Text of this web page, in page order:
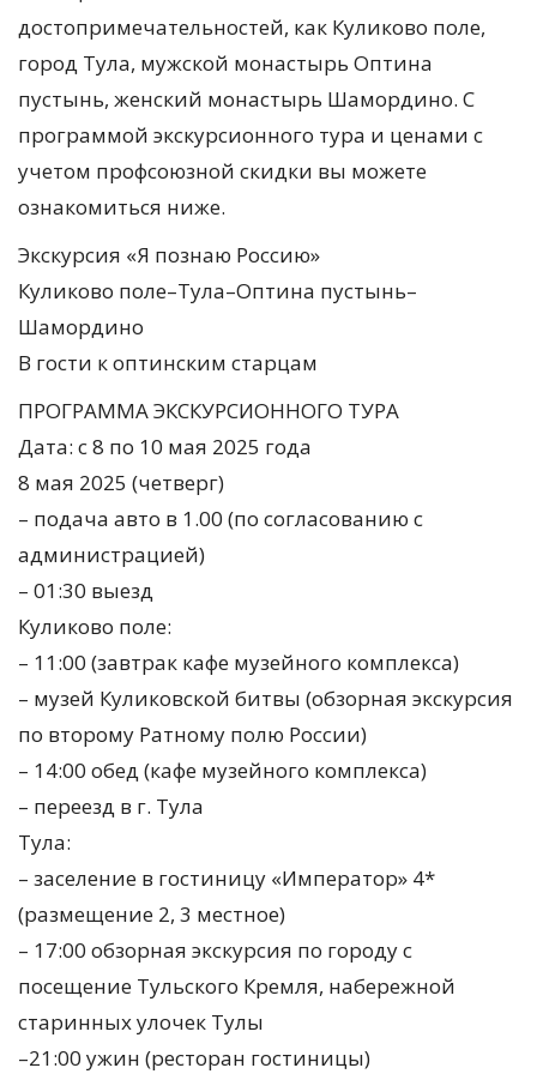
достопримечательностей, как Куликово поле,
город Тула, мужской монастырь Оптина
пустынь, женский монастырь Шамордино. С
программой экскурсионного тура и ценами с
учетом профсоюзной скидки вы можете
ознакомиться ниже.
Экскурсия «Я познаю Россию»
Куликово поле–Тула–Оптина пустынь–
Шамордино
В гости к оптинским старцам
ПРОГРАММА ЭКСКУРСИОННОГО ТУРА
Дата: с 8 по 10 мая 2025 года
8 мая 2025 (четверг)
– подача авто в 1.00 (по согласованию с
администрацией)
– 01:30 выезд
Куликово поле:
– 11:00 (завтрак кафе музейного комплекса)
– музей Куликовской битвы (обзорная экскурсия
по второму Ратному полю России)
– 14:00 обед (кафе музейного комплекса)
– переезд в г. Тула
Тула:
– заселение в гостиницу «Император» 4*
(размещение 2, 3 местное)
– 17:00 обзорная экскурсия по городу с
посещение Тульского Кремля, набережной
старинных улочек Тулы
–21:00 ужин (ресторан гостиницы)